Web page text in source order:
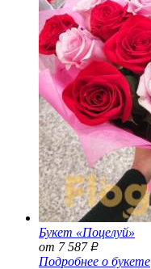
Букет «Поцелуй»
от 7 587 Р
Подробнее о букете